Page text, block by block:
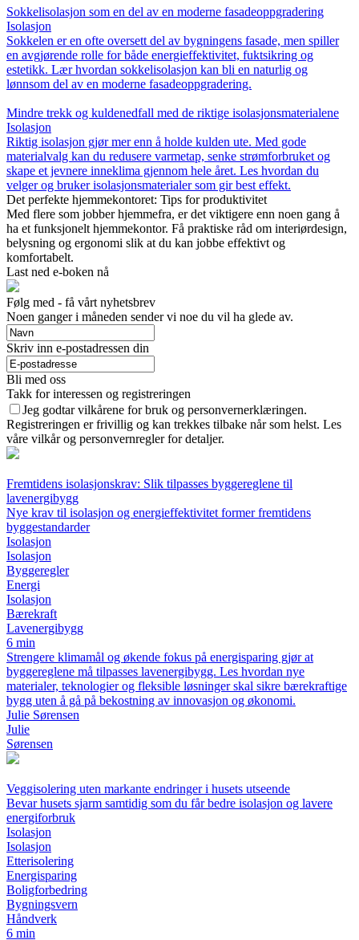
Sokkelisolasjon som en del av en moderne fasadeoppgradering
Isolasjon
Sokkelen er en ofte oversett del av bygningens fasade, men spiller
en avgjørende rolle for både energieffektivitet, fuktsikring og
estetikk. Lær hvordan sokkelisolasjon kan bli en naturlig og
lønnsom del av en moderne fasadeoppgradering.
Mindre trekk og kuldenedfall med de riktige isolasjonsmaterialene
Isolasjon
Riktig isolasjon gjør mer enn å holde kulden ute. Med gode
materialvalg kan du redusere varmetap, senke strømforbruket og
skape et jevnere inneklima gjennom hele året. Les hvordan du
velger og bruker isolasjonsmaterialer som gir best effekt.
Det perfekte hjemmekontoret: Tips for produktivitet
Med flere som jobber hjemmefra, er det viktigere enn noen gang å
ha et funksjonelt hjemmekontor. Få praktiske råd om interiørdesign,
belysning og ergonomi slik at du kan jobbe effektivt og
komfortabelt.
Last ned e-boken nå
Følg med - få vårt nyhetsbrev
Noen ganger i måneden sender vi noe du vil ha glede av.
Skriv inn e-postadressen din
Bli med oss
Takk for interessen og registreringen
Jeg godtar vilkårene for bruk og personvernerklæringen.
Registreringen er frivillig og kan trekkes tilbake når som helst. Les
våre vilkår og personvernregler for detaljer.
Fremtidens isolasjonskrav: Slik tilpasses byggereglene til
lavenergibygg
Nye krav til isolasjon og energieffektivitet former fremtidens
byggestandarder
Isolasjon
Isolasjon
Byggeregler
Energi
Isolasjon
Bærekraft
Lavenergibygg
6 min
Strengere klimamål og økende fokus på energisparing gjør at
byggereglene må tilpasses lavenergibygg. Les hvordan nye
materialer, teknologier og fleksible løsninger skal sikre bærekraftige
bygg uten å gå på bekostning av innovasjon og økonomi.
Julie Sørensen
Julie
Sørensen
Veggisolering uten markante endringer i husets utseende
Bevar husets sjarm samtidig som du får bedre isolasjon og lavere
energiforbruk
Isolasjon
Isolasjon
Etterisolering
Energisparing
Boligforbedring
Bygningsvern
Håndverk
6 min